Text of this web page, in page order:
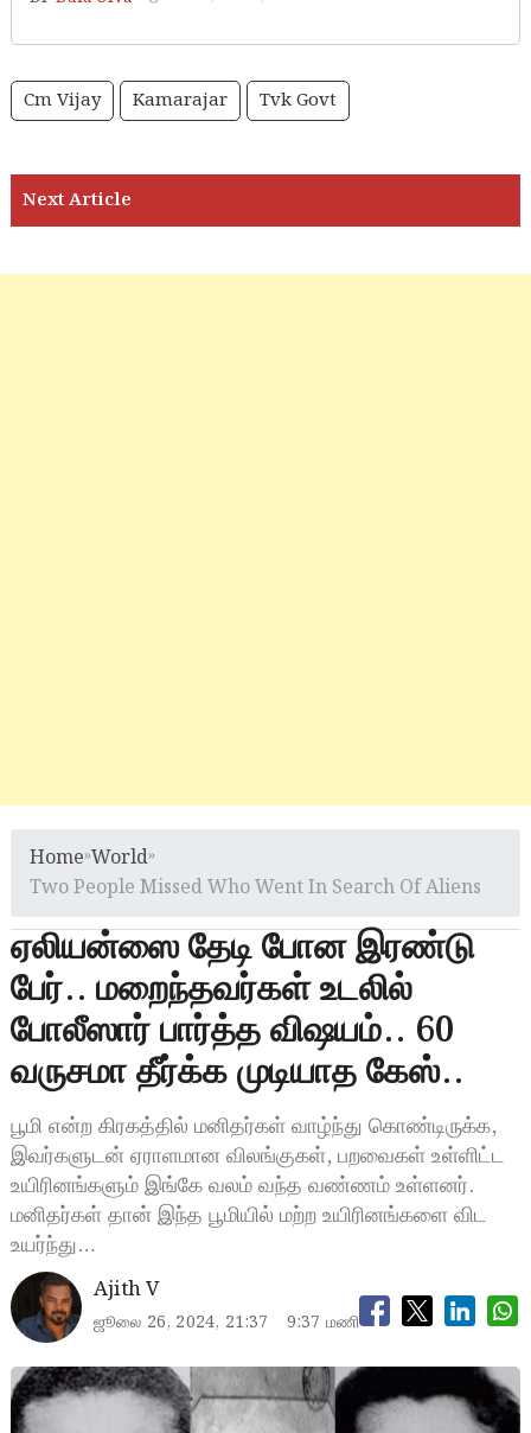
Cm Vijay Kamarajar Tvk Govt
Home»World»
Two People Missed Who Went In Search Of Aliens
ஏலியன்ஸை தேடி போன இரண்டு
பேர்.. மறைந்தவர்கள் உடலில்
போலீஸார் பார்த்த விஷயம்.. 60
வருசமா தீர்க்க முடியாத கேஸ்..
பூமி என்ற கிரகத்தில் மனிதர்கள் வாழ்ந்து கொண்டிருக்க,
இவர்களுடன் ஏராளமான விலங்குகள், பறவைகள் உள்ளிட்ட
உயிரினங்களும் இங்கே வலம் வந்த வண்ணம் உள்ளனர்.
மனிதர்கள் தான் இந்த பூமியில் மற்ற உயிரினங்களை விட
உயர்ந்து…
Ajith V
ஜூலை 26, 2024, 21:37 9:37 மணி